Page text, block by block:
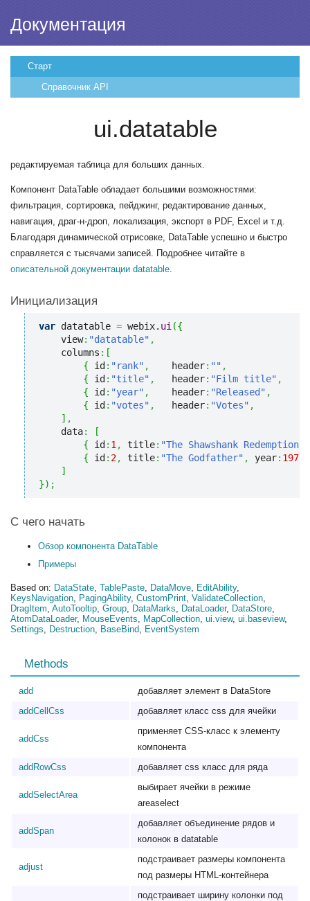
Документация
Старт
Справочник API
ui.datatable
редактируемая таблица для больших данных.
Компонент DataTable обладает большими возможностями:
фильтрация, сортировка, пейджинг, редактирование данных,
навигация, драг-н-дроп, локализация, экспорт в PDF, Excel и т.д.
Благодаря динамической отрисовке, DataTable успешно и быстро
справляется с тысячами записей. Подробнее читайте в
описательной документации datatable.
Инициализация
var datatable = webix. ui ({
    view
: "datatable" ,
    columns
: [
{ id : "rank" ,
    header
: "" ,
{ id : "title" ,
   header
: "Film title" ,
{ id : "year" ,
    header
: "Released" ,
{ id : "votes" ,
   header
: "Votes" ,
] ,
    data
:
[
{ id : 1 , title: "The Shawshank Redemption"
{ id : 2, title: "The Godfather" , year: 1972
]
}) ;
С чего начать
Обзор компонента DataTable
Примеры
Based on: DataState TablePaste DataMove EditAbility,
KeysNavigation
PagingAbility, CustomPrint ValidateCollection
DragItem AutoTooltip Group DataMarks DataLoader, DataStore
AtomDataLoader, MouseEvents MapCollection ui.view, ui.baseview,
Settings
Destruction BaseBind EventSystem
Methods
add
добавляет элемент в DataStore
addCellCss
добавляет класс css для ячейки
addCss
применяет CSS-класс к элементу
компонента
addRowCss
добавляет css класс для ряда
addSelectArea
выбирает ячейки в режиме
areaselect
addSpan
добавляет объединение рядов и
колонок в datatable
adjust
подстраивает размеры компонента
под размеры HTML-контейнера
подстраивает ширину колонки под